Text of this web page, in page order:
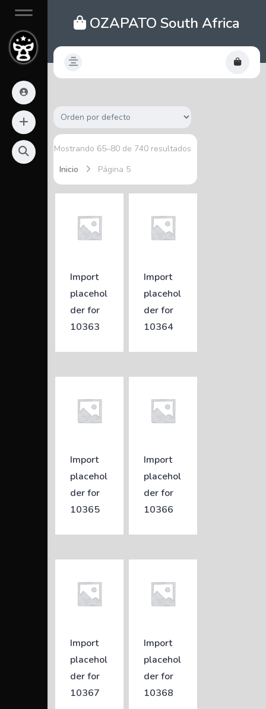
OZAPATO South Africa
Mostrando 65–80 de 740 resultados
Inicio
Página 5
Import
placehol
der for
10363
Import
placehol
der for
10364
Import
placehol
der for
10365
Import
placehol
der for
10366
Import
placehol
der for
10367
Import
placehol
der for
10368